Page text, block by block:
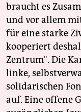
braucht es
und vor allem
für eine starke
kooperiert
Zentrum". Die
linke,
solidarischen
auf. Eine offene